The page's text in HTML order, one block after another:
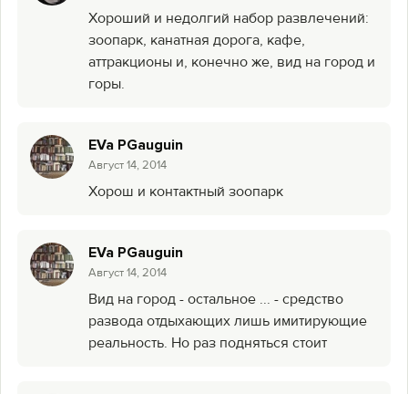
Хороший и недолгий набор развлечений:
зоопарк, канатная дорога, кафе,
аттракционы и, конечно же, вид на город и
горы.
EVa PGauguin
Август 14, 2014
Хорош и контактный зоопарк
EVa PGauguin
Август 14, 2014
Вид на город - остальное ... - средство
развода отдыхающих лишь имитирующие
реальность. Но раз подняться стоит